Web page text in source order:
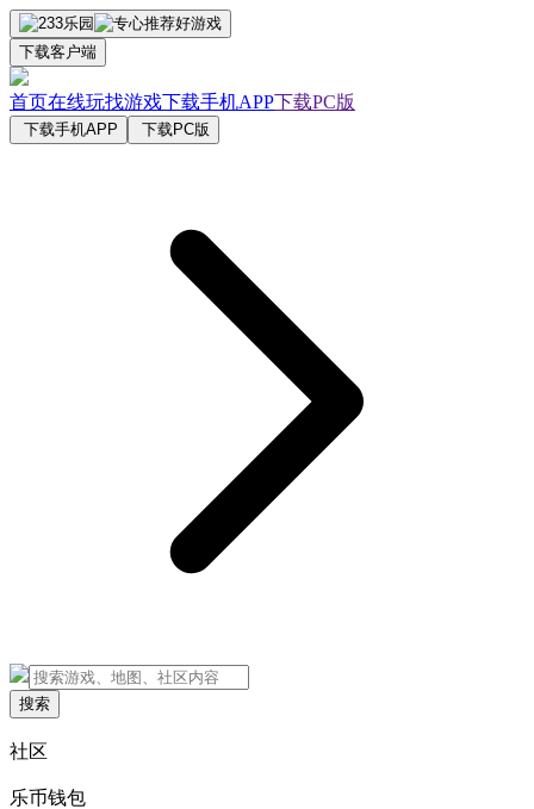
下载客户端
首页在线玩找游戏下载手机APP下载PC版
下载手机APP 下载PC版
搜索
社区
乐币钱包